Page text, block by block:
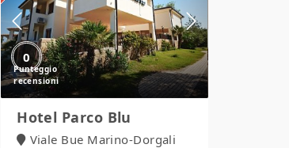
0
Hotel Parco Blu
Viale Bue Marino-Dorgali